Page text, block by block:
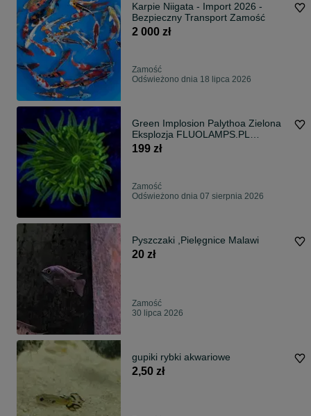
Karpie Niigata - Import 2026 -
Bezpieczny Transport Zamość
2 000 zł
Zamość
Odświeżono dnia 18 lipca 2026
Green Implosion Palythoa Zielona
Eksplozja FLUOLAMPS.PL
WYSYŁKI
199 zł
Zamość
Odświeżono dnia 07 sierpnia 2026
Pyszczaki ,Pielęgnice Malawi
20 zł
Zamość
30 lipca 2026
gupiki rybki akwariowe
2,50 zł